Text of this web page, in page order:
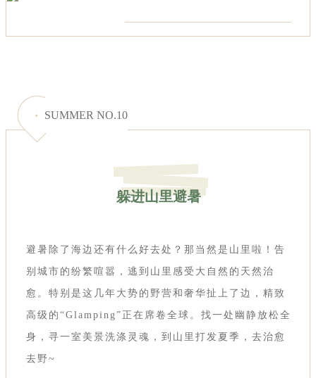
SUMMER NO.10
躲进山里避暑
避暑除了海边还有什么好去处？那当然是山里啦！告
别城市的纷繁喧嚣，逃到山里感受大自然的天然治
愈。特别是这几年大势的野营和奢华扯上了边，精致
高级的“Glamping”正在席卷全球。找一处幽静放松全
身，寻一室美景洗涤灵魂，到山里打发夏季，去治愈
去野~